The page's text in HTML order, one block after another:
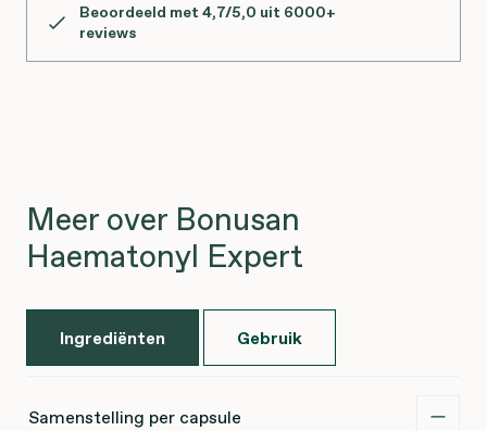
Beoordeeld met 4,7/5,0 uit 6000+
reviews
Meer over Bonusan
Haematonyl Expert
Ingrediënten Gebruik
Samenstelling per capsule